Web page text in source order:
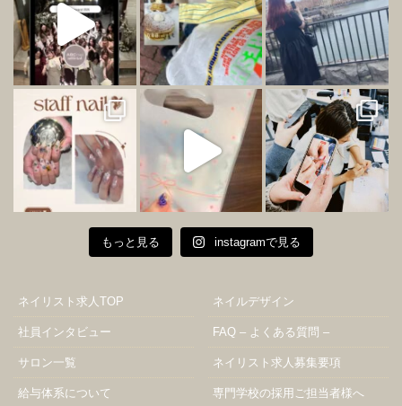
もっと見る instagramで見る
ネイリスト求人TOP
社員インタビュー
サロン一覧
給与体系について
ネイルデザイン
FAQ – よくある質問 –
ネイリスト求人募集要項
専門学校の採用ご担当者様へ